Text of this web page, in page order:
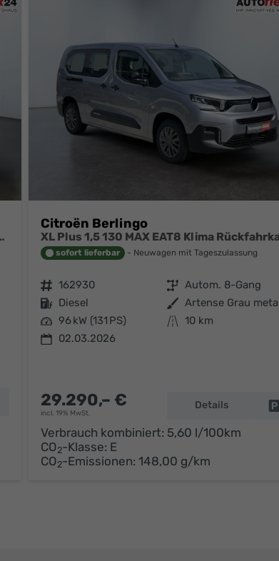
Einparkhilfe Kamera 17 Zoll Leichtmetall ACC
Fahrzeug parken
Citroën Berlingo
sofort lieferbar Neuwagen mit Tageszulassung
Fahrzeugnr. 162930 Getriebe Autom. 8-Gang
Kraftstoff Diesel Außenfarbe Artense Grau
Leistung 96 kW (131 PS) Kilometerstand 10 km
02.03.2026
29.290,– €
incl. 19% MwSt.
Details
Verbrauch kombiniert: 5,60 l/100km
CO2-Klasse: E
CO2-Emissionen: 148,00 g/km